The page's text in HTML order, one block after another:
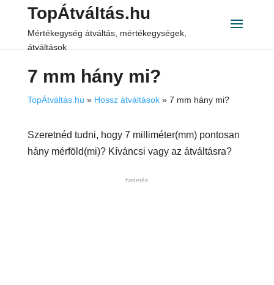
TopÁtváltás.hu
Mértékegység átváltás, mértékegységek,
átváltások
7 mm hány mi?
TopÁtváltás.hu » Hossz átváltások» 7 mm hány mi?
Szeretnéd tudni, hogy 7 milliméter(mm) pontosan
hány mérföld(mi)? Kíváncsi vagy az átváltásra?
hirdetés